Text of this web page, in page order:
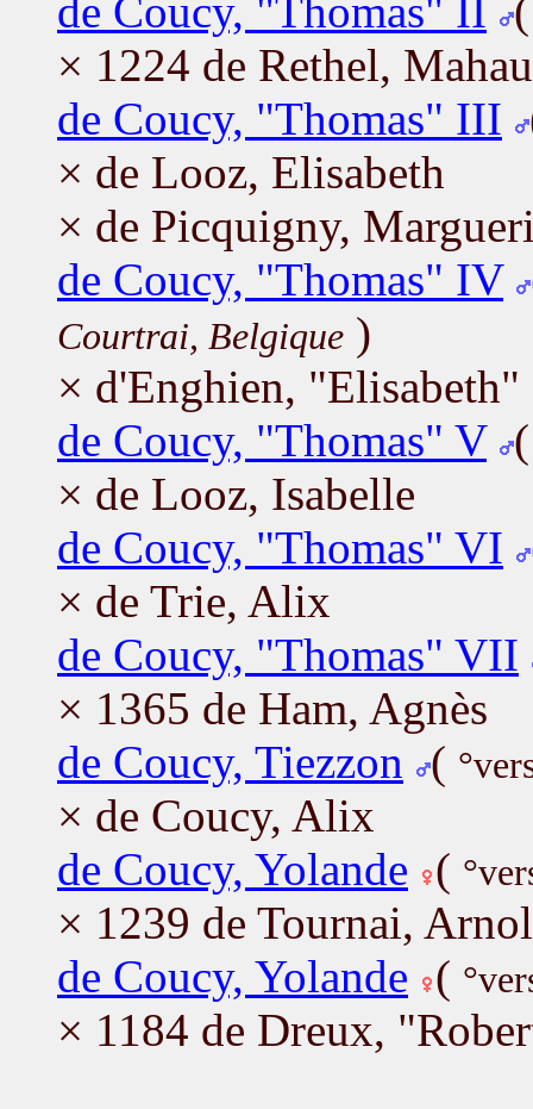
de Coucy, "Thomas" II
× 1224 de Rethel,
de Coucy, "Thomas" III
× de Looz, Elisabeth
× de Picquigny,
de Coucy, "Thomas" IV
Courtrai, Belgique )
× d'Enghien, "Elisabeth"
de Coucy, "Thomas" V
× de Looz, Isabelle
de Coucy, "Thomas" VI
× de Trie, Alix
de Coucy, "Thomas" VII
× 1365 de Ham, Agnès
de Coucy, Tiezzon
(
× de Coucy, Alix
de Coucy, Yolande (
× 1239 de Tournai,
de Coucy, Yolande (
× 1184 de Dreux,